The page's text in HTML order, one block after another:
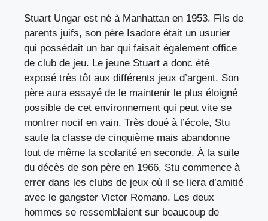
Stuart Ungar est né à Manhattan en 1953. Fils de
parents juifs, son père Isadore était un usurier
qui possédait un bar qui faisait également office
de club de jeu. Le jeune Stuart a donc été
exposé très tôt aux différents jeux d’argent. Son
père aura essayé de le maintenir le plus éloigné
possible de cet environnement qui peut vite se
montrer nocif en vain. Très doué à l’école, Stu
saute la classe de cinquième mais abandonne
tout de même la scolarité en seconde. À la suite
du décès de son père en 1966, Stu commence à
errer dans les clubs de jeux où il se liera d’amitié
avec le gangster Victor Romano. Les deux
hommes se ressemblaient sur beaucoup de